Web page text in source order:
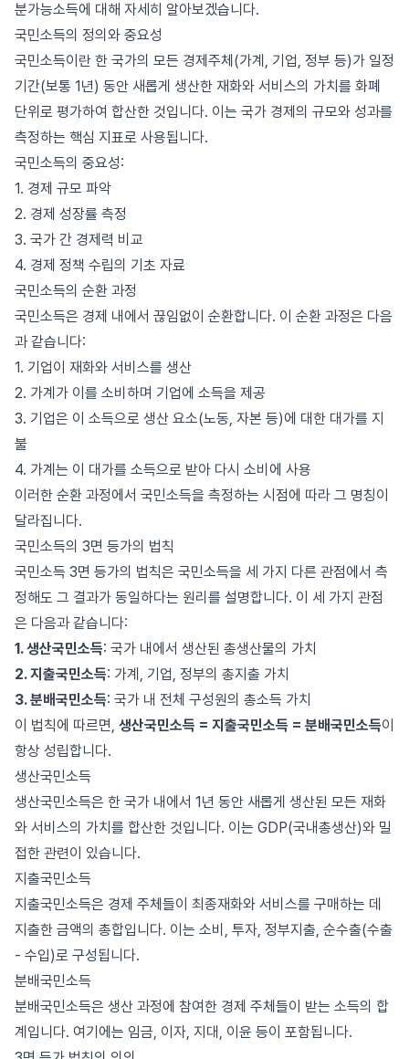
분가능소득에 대해 자세히 알아보겠습니다.
국민소득의 정의와 중요성
국민소득이란 한 국가의 모든 경제주체(가계, 기업, 정부 등)가 일정
기간(보통 1년) 동안 새롭게 생산한 재화와 서비스의 가치를 화폐
단위로 평가하여 합산한 것입니다. 이는 국가 경제의 규모와 성과를
측정하는 핵심 지표로 사용됩니다.
국민소득의 중요성:
1. 경제 규모 파악
2. 경제 성장률 측정
3. 국가 간 경제력 비교
4. 경제 정책 수립의 기초 자료
국민소득의 순환 과정
국민소득은 경제 내에서 끊임없이 순환합니다. 이 순환 과정은 다음
과 같습니다:
1. 기업이 재화와 서비스를 생산
2. 가계가 이를 소비하며 기업에 소득을 제공
3. 기업은 이 소득으로 생산 요소(노동, 자본 등)에 대한 대가를 지
불
4. 가계는 이 대가를 소득으로 받아 다시 소비에 사용
이러한 순환 과정에서 국민소득을 측정하는 시점에 따라 그 명칭이
달라집니다.
국민소득의 3면 등가의 법칙
국민소득 3면 등가의 법칙은 국민소득을 세 가지 다른 관점에서 측
정해도 그 결과가 동일하다는 원리를 설명합니다. 이 세 가지 관점
은 다음과 같습니다:
1. 생산국민소득: 국가 내에서 생산된 총생산물의 가치
2. 지출국민소득: 가계, 기업, 정부의 총지출 가치
3. 분배국민소득: 국가 내 전체 구성원의 총소득 가치
이 법칙에 따르면, 생산국민소득 = 지출국민소득 = 분배국민소득이
항상 성립합니다.
생산국민소득
생산국민소득은 한 국가 내에서 1년 동안 새롭게 생산된 모든 재화
와 서비스의 가치를 합산한 것입니다. 이는 GDP(국내총생산)와 밀
접한 관련이 있습니다.
지출국민소득
지출국민소득은 경제 주체들이 최종재화와 서비스를 구매하는 데
지출한 금액의 총합입니다. 이는 소비, 투자, 정부지출, 순수출(수출
- 수입)로 구성됩니다.
분배국민소득
분배국민소득은 생산 과정에 참여한 경제 주체들이 받는 소득의 합
계입니다. 여기에는 임금, 이자, 지대, 이윤 등이 포함됩니다.